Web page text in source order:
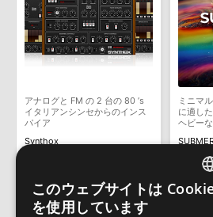
用意しておりません。ご購入後のご不明
わせなどは テクニカルサポート
までご
デモソングは、製品収録サウンドを使っ
めのデモンストレーション用の楽曲で
そのものをお使いいただくことはでき
構成する全てのサウンドが、サンプル
保証するものではありません。
しかねます。
2022.06.06
加方法
2022.01.21
KONTAKT ライブラリのロード方法（
マークのついた情報は、該当する製品の
おります。ご覧頂くには、該当する製品をご
LOCK STOCK MEDIA - PROGRESSIVE
報
アナログと FM の 2 台の 80 ’s
イタリアンシンセからのインス
パイア
Synthox
ミニマ
に適し
ヘビー
¥3,190
66pt
このウェブサイトは
を使用しています